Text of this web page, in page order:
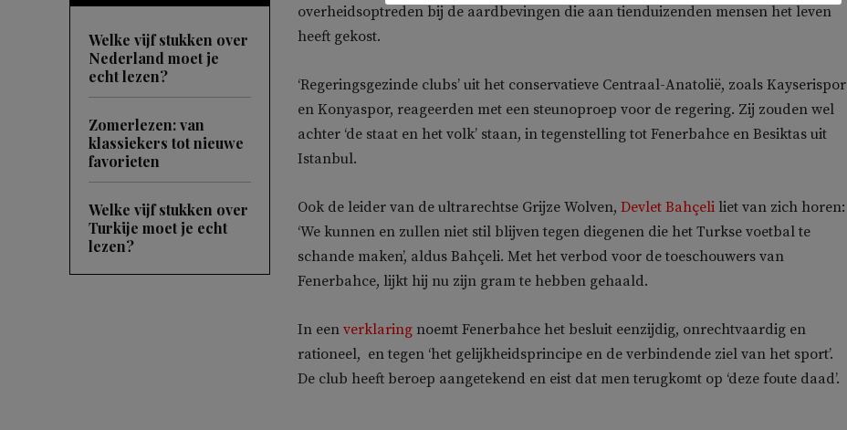
Welke vijf stukken over
Nederland moet je
echt lezen?
Zomerlezen: van
klassiekers tot nieuwe
favorieten
Welke vijf stukken over
Turkije moet je echt
lezen?
overheidsoptreden bij de aardbevingen die aan tienduizenden mensen het leven
heeft gekost.
‘Regeringsgezinde clubs’ uit het conservatieve Centraal-Anatolië, zoals Kayserispor
en Konyaspor, reageerden met een steunoproep voor de regering. Zij zouden wel
achter ‘de staat en het volk’ staan, in tegenstelling tot Fenerbahce en Besiktas uit
Istanbul.
Ook de leider van de ultrarechtse Grijze Wolven, Devlet Bahçeli liet van zich horen:
‘We kunnen en zullen niet stil blijven tegen diegenen die het Turkse voetbal te
schande maken’, aldus Bahçeli. Met het verbod voor de toeschouwers van
Fenerbahce, lijkt hij nu zijn gram te hebben gehaald.
In een verklaring noemt Fenerbahce het besluit eenzijdig, onrechtvaardig en
rationeel, en tegen ‘het gelijkheidsprincipe en de verbindende ziel van het sport’.
De club heeft beroep aangetekend en eist dat men terugkomt op ‘deze foute daad’.